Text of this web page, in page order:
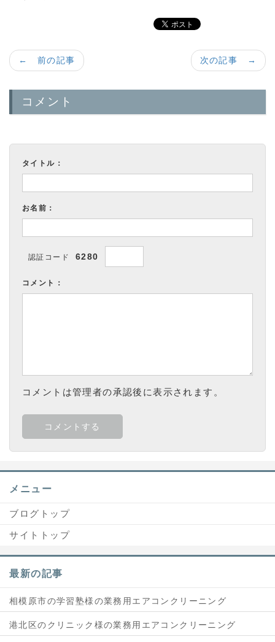
次の記事 →
← 前の記事
コメント
タイトル：
お名前：
認証コード 6280
コメント：
コメントは管理者の承認後に表示されます。
メニュー
ブログトップ
サイトトップ
最新の記事
相模原市の学習塾様の業務用エアコンクリーニング
港北区のクリニック様の業務用エアコンクリーニング